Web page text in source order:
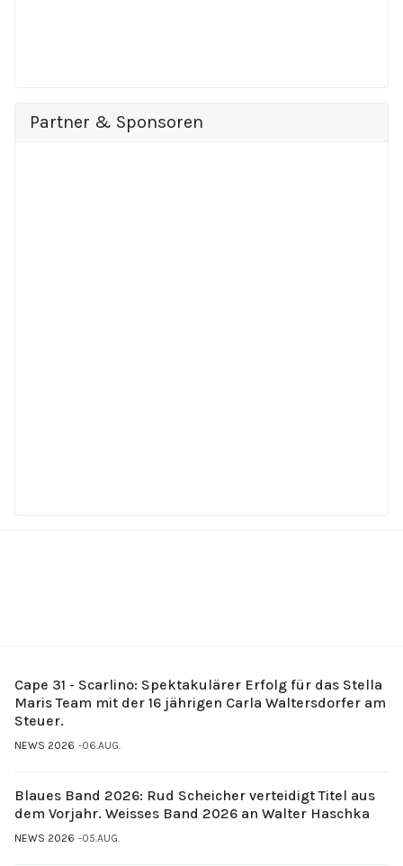
Partner & Sponsoren
Cape 31 - Scarlino: Spektakulärer Erfolg für das Stella
Maris Team mit der 16 jährigen Carla Waltersdorfer am
Steuer.
NEWS 2026 06.AUG.
Blaues Band 2026: Rud Scheicher verteidigt Titel aus
dem Vorjahr. Weisses Band 2026 an Walter Haschka
NEWS 2026 05.AUG.